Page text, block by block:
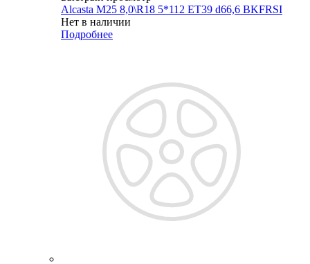
Alcasta M25 8,0\R18 5*112 ET39 d66,6 BKFRSI
Нет в наличии
Подробнее